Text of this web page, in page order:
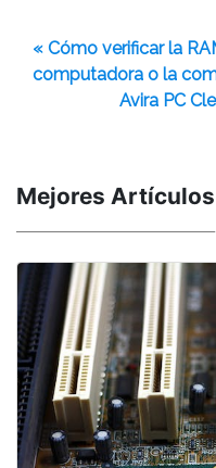
« Cómo verificar la
computadora o la
Avira PC
Mejores Artículos